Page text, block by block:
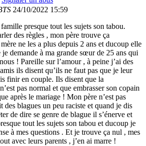
24/10/2022 15:59
presque tout les sujets son tabou.
des règles , mon père trouve ça
ne les a plus depuis 2 ans et ducoup elle
demande à ma grande sœur de 25 ans qui
! Pareille sur l’amour , à peine j’ai des
ils disent qu’ils ne faut pas que je leur
finir en couple. Ils disent que la
pas normal et que embrasser son copain
après le mariage ! Mon père n’est pas
des blagues un peu raciste et quand je dis
de dire se genre de blague il s’énerve et
tout les sujets son tabou et ducoup je
à mes questions . Et je trouve ça nul , mes
avec leurs parents , j’en ai marre !